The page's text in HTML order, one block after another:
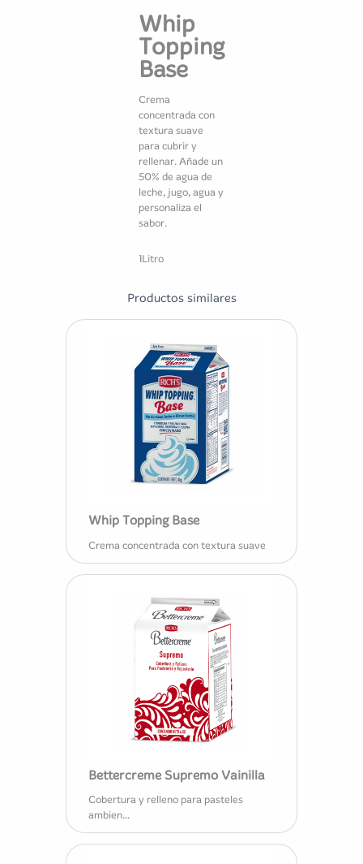
Whip
Topping
Base
Crema
concentrada con
textura suave
para cubrir y
rellenar. Añade un
50% de agua de
leche, jugo, agua y
personaliza el
sabor.
1Litro
Productos similares
Whip Topping Base
Crema concentrada con textura suave
Bettercreme Supremo Vainilla
Cobertura y relleno para pasteles
ambien...